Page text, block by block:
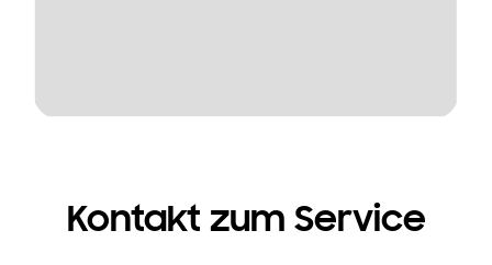
Kontakt zum Service